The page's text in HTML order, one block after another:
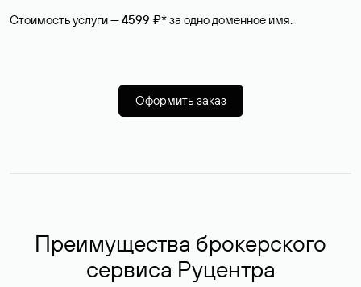
Стоимость услуги —4599 ₽*за одно доменное имя.
Оформить заказ
Преимущества брокерского
сервиса Руцентра